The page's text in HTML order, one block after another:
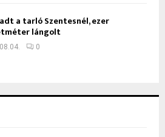
a tarló Szentesnél, ezer
lángolt
0